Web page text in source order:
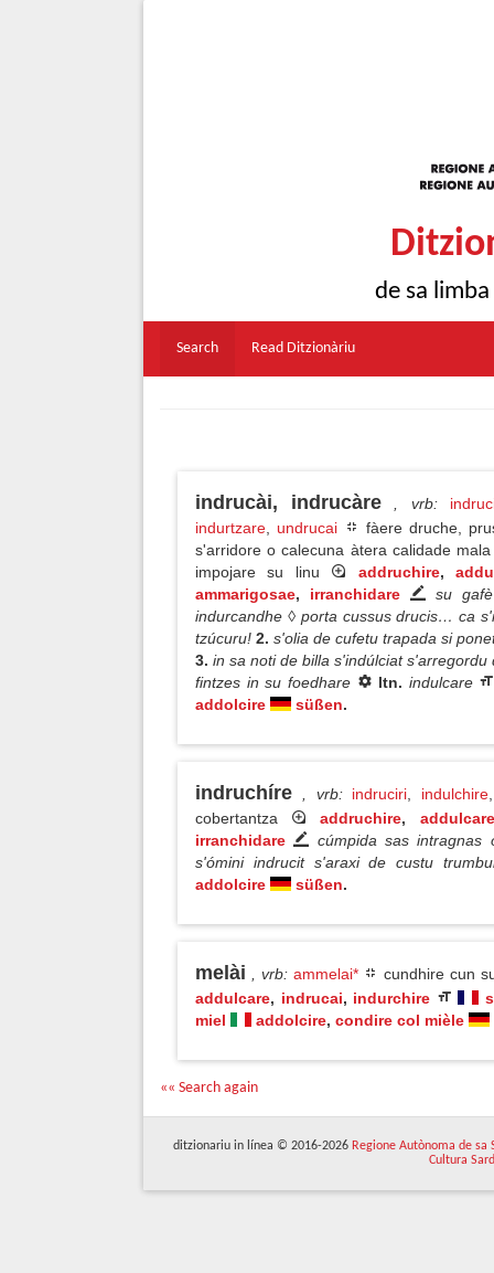
de sa
Search Read Ditzionàriu
indrucài, indrucàre , vrb:
indurtzare
undrucai
fàere druche,
s'arridore o calecuna àtera calidade
impojare su linu
addruchire,
ammarigosae, irranchidare
su
indurcandhe ◊ porta cussus drucis… ca
tzúcuru! 2. s'olia de cufetu trapada si
3. in sa noti de billa s'indúlciat
fintzes in su foedhare
ltn. indulcare
addolcire
süßen.
indruchíre , vrb: indruciri indulchire
cobertantza
addruchire, addulcare
irranchidare
cúmpida sas intragnas
s'ómini indrucit s'araxi de custu
addolcire
süßen.
melài , vrb: ammelai*
cundhire cun
addulcare, indrucai, indurchire
miel
addolcire, condire col mièle
«« Search again
ditzionariu in línea © 2016-2026 Regione Autònoma de sa
Cultura